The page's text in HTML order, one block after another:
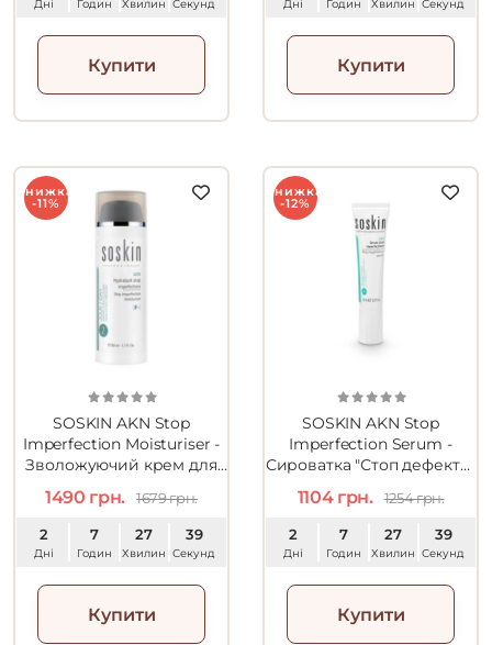
Дні Годин Хвилин Секунд
Купити
Дні Годин Хвилин Секунд
Купити
SOSKIN AKN Stop
Imperfection Moisturiser -
Зволожуючий крем для
проблемної шкіри 50ml
Знижка
-11%
1490 грн. 1679 грн.
2
Дні
7
Годин
27
Хвилин
38
Секунд
Купити
SOSKIN AKN Stop
Imperfection Serum -
Сироватка "Стоп дефекти"
Знижка
-12%
1104 грн. 1254 грн.
2
Дні
7
Годин
27
Хвилин
38
Секунд
Купити